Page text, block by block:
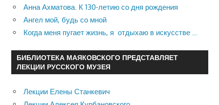
Анна Ахматова. К 130-летию со дня рождения
Ангел мой, будь со мной
Когда меня пугает жизнь, я отдыхаю в искусстве …
БИБЛИОТЕКА МАЯКОВСКОГО ПРЕДСТАВЛЯЕТ
ЛЕКЦИИ РУССКОГО МУЗЕЯ
Лекции Елены Станкевич